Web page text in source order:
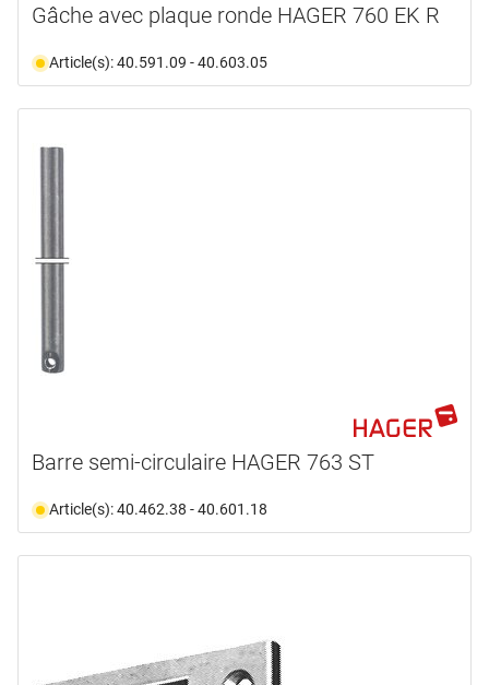
Gâche avec plaque ronde HAGER 760 EK R
Article(s): 40.591.09 - 40.603.05
Barre semi-circulaire HAGER 763 ST
Article(s): 40.462.38 - 40.601.18